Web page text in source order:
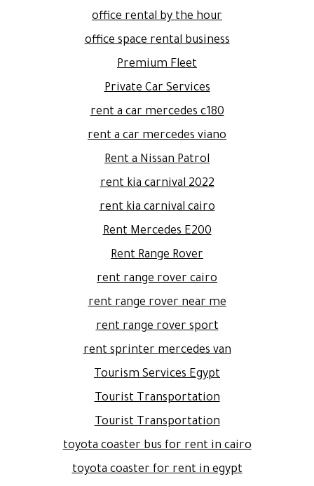
office rental by the hour
office space rental business
Premium Fleet
Private Car Services
rent a car mercedes c180
rent a car mercedes viano
Rent a Nissan Patrol
rent kia carnival 2022
rent kia carnival cairo
Rent Mercedes E200
Rent Range Rover
rent range rover cairo
rent range rover near me
rent range rover sport
rent sprinter mercedes van
Tourism Services Egypt
Tourist Transportation
Tourist Transportation
toyota coaster bus for rent in cairo
toyota coaster for rent in egypt